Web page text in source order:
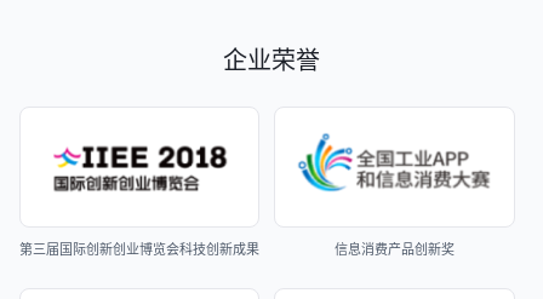
企业荣誉
第三届国际创新创业博览会科技创新成果 信息消费产品创新奖